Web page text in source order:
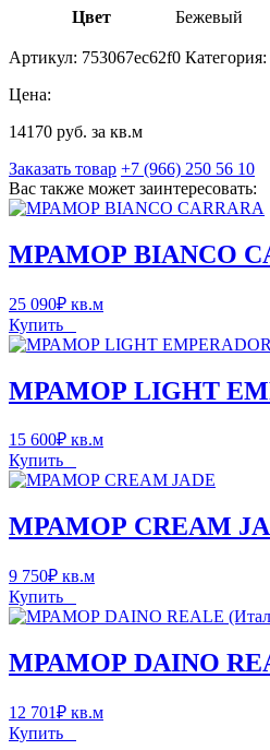
Цвет Бежевый
Артикул: 753067ec62f0 Категория:
Цена:
14170 руб. за кв.м
Заказать товар +7 (966) 250 56 10
Вас также может заинтересовать:
МРАМОР BIANCO
25 090₽ кв.м
Купить
МРАМОР LIGHT
15 600₽ кв.м
Купить
МРАМОР CREAM
9 750₽ кв.м
Купить
МРАМОР DAINO
12 701₽ кв.м
Купить